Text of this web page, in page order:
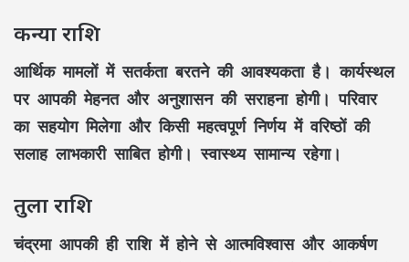
कन्या राशि
आर्थिक मामलों में सतर्कता बरतने की आवश्यकता है। कार्यस्थल
पर आपकी मेहनत और अनुशासन की सराहना होगी। परिवार
का सहयोग मिलेगा और किसी महत्वपूर्ण निर्णय में वरिष्ठों की
सलाह लाभकारी साबित होगी। स्वास्थ्य सामान्य रहेगा।
तुला राशि
चंद्रमा आपकी ही राशि में होने से आत्मविश्वास और आकर्षण